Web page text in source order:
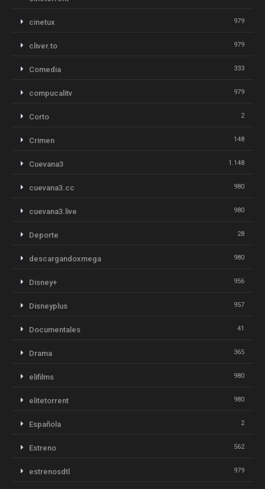
cinetux 979
cliver.to 979
Comedia 333
compucalitv 979
Corto 2
Crimen 148
Cuevana3 1.148
cuevana3.cc 980
cuevana3.live 980
Deporte 28
descargandoxmega 980
Disney+ 956
Disneyplus 957
Documentales 41
Drama 365
elifilms 980
elitetorrent 980
Española 2
Estreno 562
estrenosdtl 979